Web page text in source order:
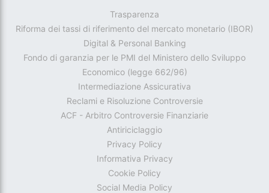
Trasparenza
Riforma dei tassi di riferimento del mercato monetario (IBOR)
Digital & Personal Banking
Fondo di garanzia per le PMI del Ministero dello Sviluppo
Economico (legge 662/96)
Intermediazione Assicurativa
Reclami e Risoluzione Controversie
ACF - Arbitro Controversie Finanziarie
Antiriciclaggio
Privacy Policy
Informativa Privacy
Cookie Policy
Social Media Policy